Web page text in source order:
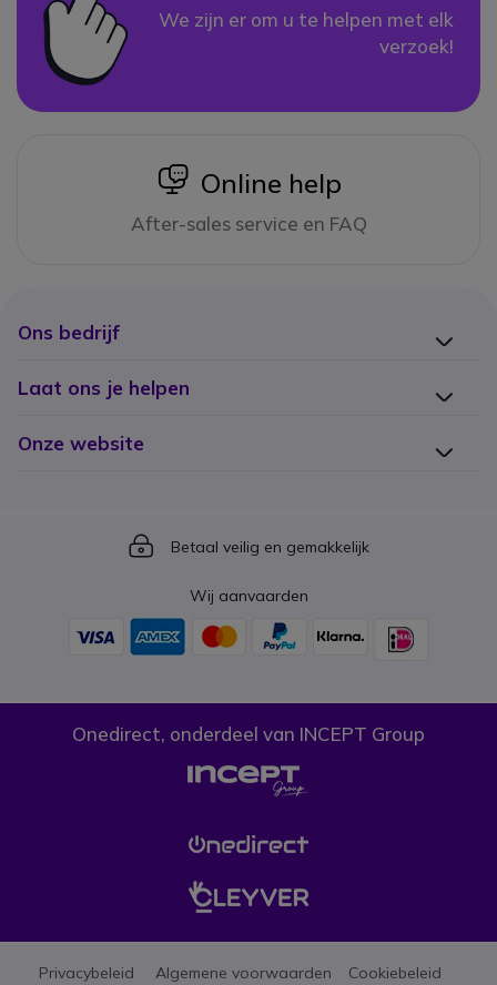
We zijn er om u te helpen met elk
verzoek!
icon
Online help
After-sales service en FAQ
Ons bedrijf
Laat ons je helpen
Onze website
Icon
Betaal veilig en gemakkelijk
Wij aanvaarden
Onedirect, onderdeel van INCEPT Group
Privacybeleid Algemene voorwaarden Cookiebeleid